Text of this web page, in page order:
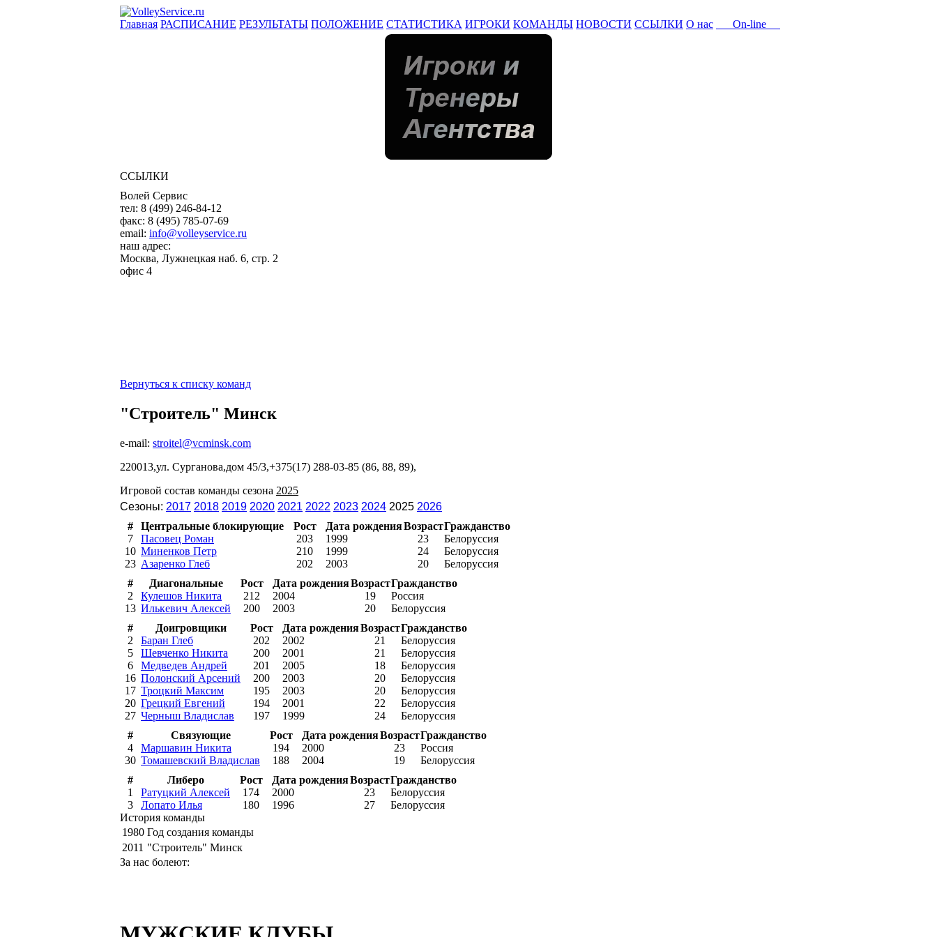
Главная РАСПИСАНИЕ РЕЗУЛЬТАТЫ ПОЛОЖЕНИЕ СТАТИСТИКА ИГРОКИ КОМАНДЫ НОВОСТИ ССЫЛКИ О нас On-line
ССЫЛКИ
Волей Сервис
тел: 8 (499) 246-84-12
факс: 8 (495) 785-07-69
email: info@volleyservice.ru
наш адрес:
Москва, Лужнецкая наб. 6, стр. 2
офис 4
Вернуться к списку команд
"Строитель" Минск
e-mail: stroitel@vcminsk.com
220013,ул. Сурганова,дом 45/3,+375(17) 288-03-85 (86, 88, 89),
Игровой состав команды сезона 2025
Сезоны: 2017 2018 2019 2020 2021 2022 2023 2024 2025 2026
#
Центральные блокирующие Рост Дата рожденияВозрастГражданство
7
Пасовец Роман 203 1999 23
Белоруссия
10 Миненков Петр 210 1999 24
Белоруссия
23 Азаренко Глеб 202 2003 20
Белоруссия
#
Диагональные Рост Дата рожденияВозрастГражданство
2
Кулешов Никита 212 2004 19
Россия
13 Илькевич Алексей 200 2003 20
Белоруссия
#
Доигровщики Рост Дата рожденияВозрастГражданство
2
Баран Глеб 202 2002 21
Белоруссия
5
Шевченко Никита 200 2001 21
Белоруссия
6
Медведев Андрей 201 2005 18
Белоруссия
16 Полонский Арсений 200 2003 20
Белоруссия
17 Троцкий Максим 195 2003 20
Белоруссия
20 Грецкий Евгений 194 2001 22
Белоруссия
27 Черныш Владислав 197 1999 24
Белоруссия
#
Связующие Рост Дата рожденияВозрастГражданство
4
Маршавин Никита 194 2000 23
Россия
30 Томашевский Владислав 188 2004 19
Белоруссия
#
Либеро Рост Дата рожденияВозрастГражданство
1
Ратуцкий Алексей 174 2000 23
Белоруссия
3
Лопато Илья 180 1996 27
Белоруссия
История команды
1980 Год создания команды
2011 "Строитель" Минск
За нас болеют: